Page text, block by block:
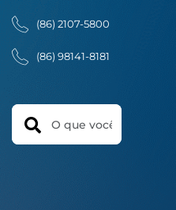
(86) 2107-5800
(86) 98141-8181
Search